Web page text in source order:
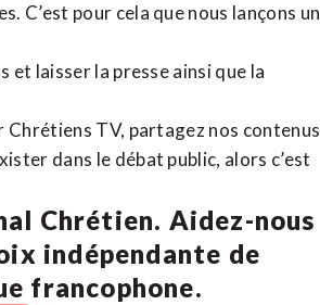
C’est pour cela que nous lançons un
et laisser la presse ainsi que la
Chrétiens TV, partagez nos contenus
dans le débat public, alors c’est
Chrétien. Aidez-nous
indépendante de
francophone.